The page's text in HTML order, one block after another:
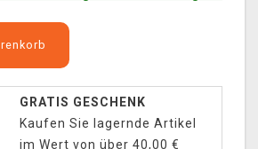
GRATIS GESCHENK
Kaufen Sie lagernde Artikel
im Wert von über 40,00 €